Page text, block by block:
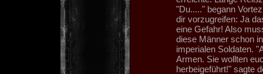
"Du....." begann
dir vorzugreifen: Ja
eine Gefahr! Also
diese Männer schon
imperialen Soldaten.
Armen. Sie wollten
herbeigeführt!" sagte